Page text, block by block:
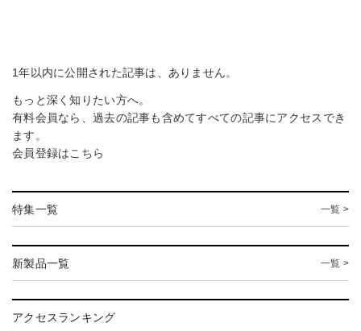
1年以内に公開された記事は、ありません。
もっと深く知りたい方へ。
有料会員なら、過去の記事も含めてすべての記事にアクセスでき
ます。
会員登録はこちら
特集一覧 一覧 >
新製品一覧 一覧 >
アクセスランキング